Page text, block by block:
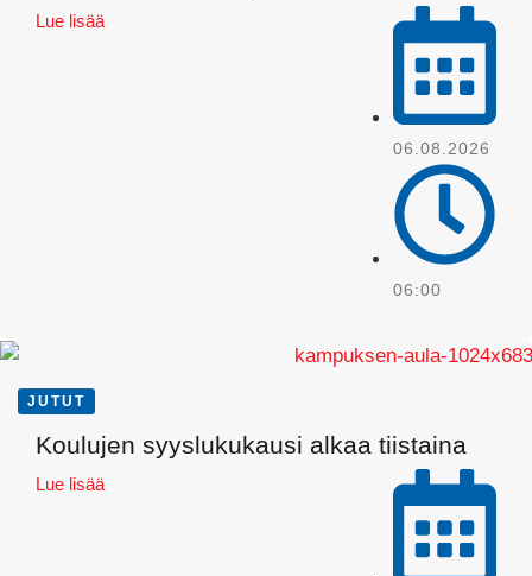
Lue lisää
06.08.2026
06:00
JUTUT
Koulujen syyslukukausi alkaa tiistaina
Lue lisää